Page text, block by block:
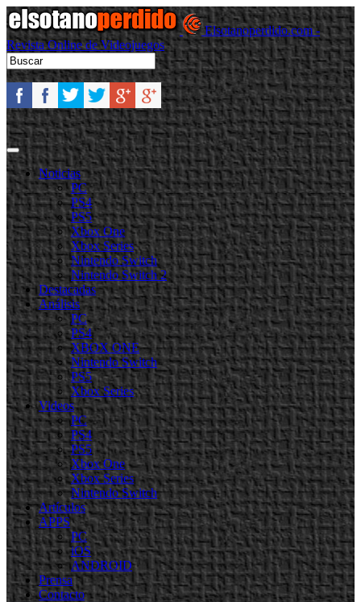
Elsotanoperdido.com -
Revista Online de Videojuegos
Noticias
PC
PS4
PS5
Xbox One
Xbox Series
Nintendo Switch
Nintendo Switch 2
Destacadas
Análisis
PC
PS4
XBOX ONE
Nintendo Switch
PS5
Xbox Series
Videos
PC
PS4
PS5
Xbox One
Xbox Series
Nintendo Switch
Artículos
APPS
PC
iOS
ANDROID
Prensa
Contacto